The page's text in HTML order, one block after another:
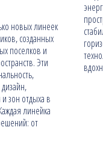
новых линеек
созданных
поселков и
Эти
зон отдыха в
линейка
от